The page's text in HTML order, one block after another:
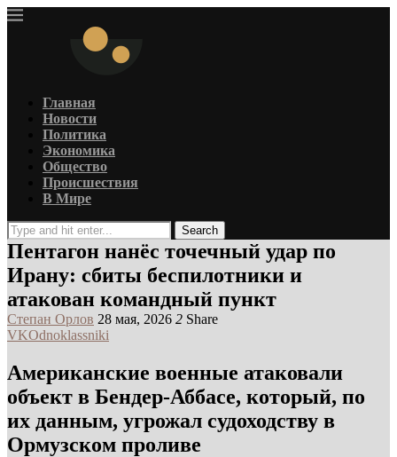
Главная
Новости
Политика
Экономика
Общество
Происшествия
В Мире
Search
Пентагон нанёс точечный удар по
Ирану: сбиты беспилотники и
атакован командный пункт
Степан Орлов 28 мая, 2026 2 Share
VKOdnoklassniki
Американские военные атаковали
объект в Бендер-Аббасе, который, по
их данным, угрожал судоходству в
Ормузском проливе